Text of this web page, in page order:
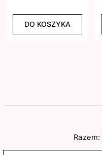
DO KOSZYKA
Razem: